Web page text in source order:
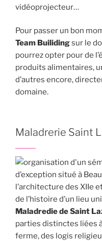
vidéoprojecteur…
Pour passer un bon
Team Builidingsur le
pourrez opter pour de
produits alimentaires,
d’autres encore,
domaine.
Maladrerie Saint
d’exception situé à
l’architecture des XIIe
de l’histoire d’un lieu
Maladredie de Saint
parties distinctes liées
ferme, des logis